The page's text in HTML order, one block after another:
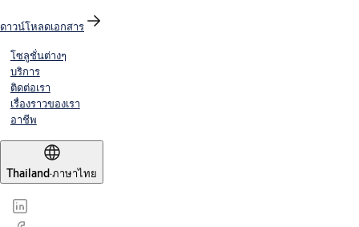
ดาวน์โหลดเอกสาร
โซลูชั่นต่างๆ
บริการ
ติดต่อเรา
เรื่องราวของเรา
อาชีพ
Thailand·ภาษาไทย